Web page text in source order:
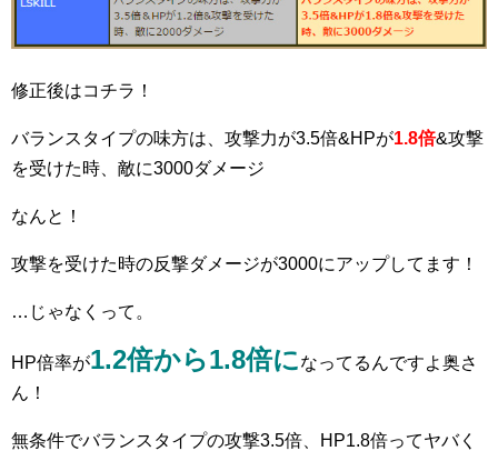
修正後はコチラ！
バランスタイプの味方は、攻撃力が3.5倍&HPが1.8倍&攻撃
を受けた時、敵に3000ダメージ
なんと！
攻撃を受けた時の反撃ダメージが3000にアップしてます！
…じゃなくって。
HP倍率が1.2倍から1.8倍になってるんですよ奥さ
ん！
無条件でバランスタイプの攻撃3.5倍、HP1.8倍ってヤバく